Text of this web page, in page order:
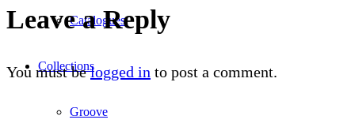
Catalogues
Collections
Groove
Leave a Reply
You must belogged in to post a comment.